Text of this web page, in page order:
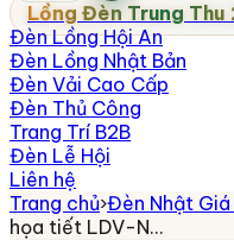
Lồng Đèn Trung Thu
Đèn Lồng Hội An
Đèn Lồng Nhật Bản
Đèn Vải Cao Cấp
Đèn Thủ Công
Trang Trí B2B
Đèn Lễ Hội
Liên hệ
Trang chủ›Đèn Nhật Giá
họa tiết LDV-N…